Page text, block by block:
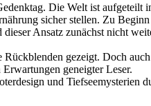
Die Welt ist
sicher stellen. Zu
Ansatz zunächst nicht
gezeigt. Doch
geneigter Leser.
und Tiefseemysterien